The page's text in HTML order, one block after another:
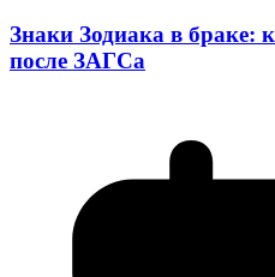
Знаки Зодиака в браке:
после ЗАГСа